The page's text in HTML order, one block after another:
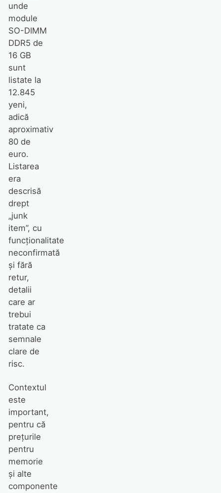
unde
module
SO-DIMM
DDR5 de
16 GB
sunt
listate la
12.845
yeni,
adică
aproximativ
80 de
euro.
Listarea
era
descrisă
drept
„junk
item”, cu
funcționalitate
neconfirmată
și fără
retur,
detalii
care ar
trebui
tratate ca
semnale
clare de
risc.
Contextul
este
important,
pentru că
prețurile
pentru
memorie
și alte
componente